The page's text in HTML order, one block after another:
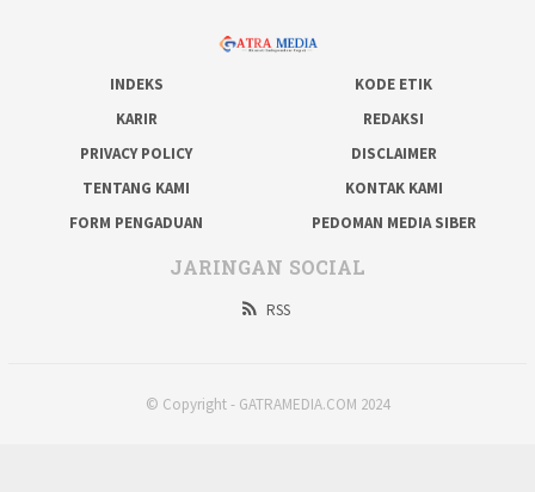
INDEKS
KODE ETIK
KARIR
REDAKSI
PRIVACY POLICY
DISCLAIMER
TENTANG KAMI
KONTAK KAMI
FORM PENGADUAN
PEDOMAN MEDIA SIBER
JARINGAN SOCIAL
RSS
© Copyright - GATRAMEDIA.COM 2024